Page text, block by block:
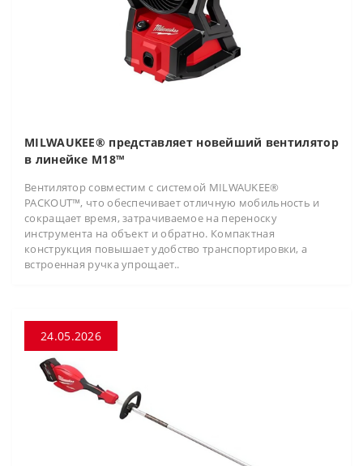
MILWAUKEE® представляет новейший вентилятор
в линейке M18™
Вентилятор совместим с системой MILWAUKEE®
PACKOUT™, что обеспечивает отличную мобильность и
сокращает время, затрачиваемое на переноску
инструмента на объект и обратно. Компактная
конструкция повышает удобство транспортировки, а
встроенная ручка упрощает..
24.05.2026